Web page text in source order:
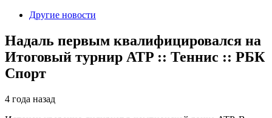
Другие новости
Надаль первым квалифицировался на
Итоговый турнир ATP :: Теннис :: РБК
Спорт
4 года назад